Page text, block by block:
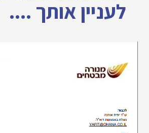
לעניין אותך ....